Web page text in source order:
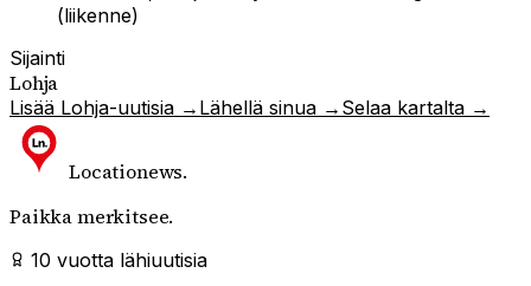
(liikenne)
Sijainti
Lohja
Lisää Lohja-uutisia → Lähellä sinua → Selaa kartalta →
Locationews.
Paikka merkitsee.
10 vuotta lähiuutisia